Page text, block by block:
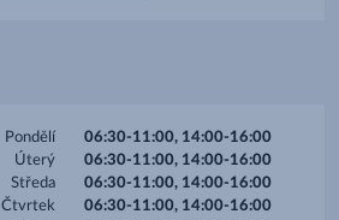
Pondělí
Úterý
Středa
Čtvrtek
06:30-11:00, 14:00-16:00
06:30-11:00, 14:00-16:00
06:30-11:00, 14:00-16:00
06:30-11:00, 14:00-16:00